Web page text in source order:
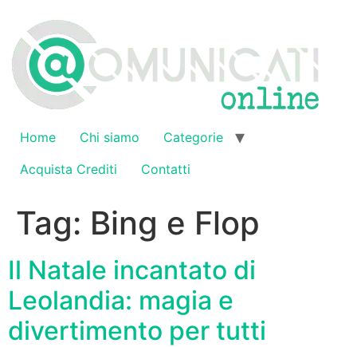
contenuto
Home Chi siamo
Categorie
Acquista Crediti
Contatti
Tag: Bing e Flop
Il Natale incantato di
Leolandia: magia e
divertimento per tutti